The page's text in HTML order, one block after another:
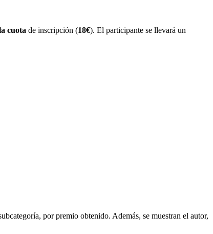
cuota de inscripción (18€). El participante se llevará un
por premio obtenido. Además, se muestran el autor,